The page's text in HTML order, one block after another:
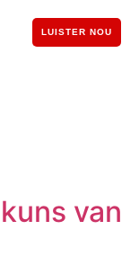
LUISTER NOU
van